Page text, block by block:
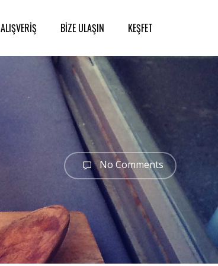
ALIŞVERİŞ BİZE ULAŞIN KEŞFET
No Comments